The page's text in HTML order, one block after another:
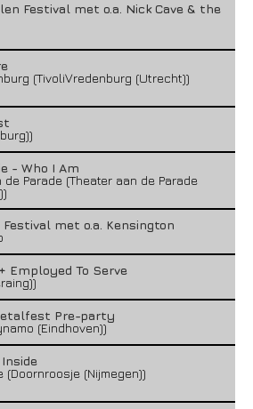
Festival met o.a. Nick Cave & the
(TivoliVredenburg (Utrecht))
- Who I Am
de Parade (Theater aan de Parade
Festival met o.a. Kensington
Employed To Serve
Pre-party
(Eindhoven))
(Doornroosje (Nijmegen))